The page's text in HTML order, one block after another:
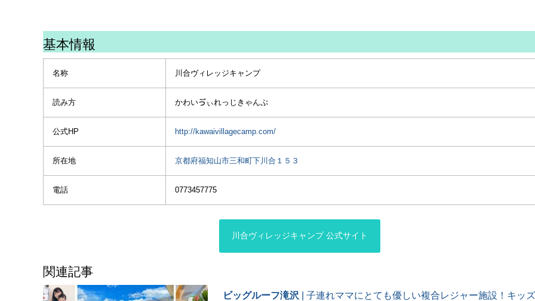
#camping
#lovecamping
#campstyle
#campgear
#camper
#バンドック
#ソロベース
#ソログルキャン
#キャンプ好きな人と繋がり
#kawaivillagecamp
基本情報
名称 川合ヴィレッジキャンプ
読み方 かわいゔぃれっじきゃんぷ
公式HP http://kawaivillagecamp.com/
所在地 京都府福知山市三和町下川合１５３
電話 0773457775
川合ヴィレッジキャンプ 公式サイト
関連記事
ビッグルーフ滝沢 | 子連れママにとても優しい複合レジャー施設！キッ